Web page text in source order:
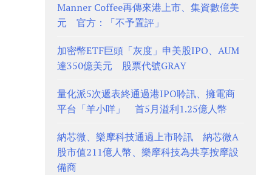
Manner Coffee再傳來港上市、集資數億美
元 官方：「不予置評」
加密幣ETF巨頭「灰度」申美股IPO、AUM
達350億美元 股票代號GRAY
量化派5次遞表終通過港IPO聆訊、擁電商
平台「羊小咩」 首5月溢利1.25億人幣
納芯微、樂摩科技通過上市聆訊 納芯微A
股市值211億人幣、樂摩科技為共享按摩設
備商